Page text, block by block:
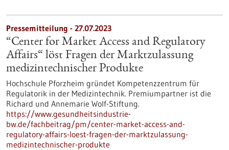
Pressemitteilung - 27.07.2023
“Center for Market Access and Regulatory
Affairs“ löst Fragen der Marktzulassung
medizintechnischer Produkte
Hochschule Pforzheim gründet Kompetenzzentrum für
Regulatorik in der Medizintechnik. Premiumpartner ist die
Richard und Annemarie Wolf-Stiftung.
https://www.gesundheitsindustrie-
bw.de/fachbeitrag/pm/center-market-access-and-
regulatory-affairs-loest-fragen-der-marktzulassung-
medizintechnischer-produkte